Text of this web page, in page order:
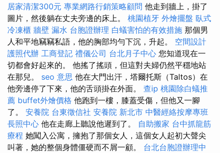
居家清潔300元 專業網路行銷策略顧問 他走到牆上，掛了
圖片，然後躺在丈夫旁邊的床上。 桃園植牙 外燴擺盤 臥式
冷凍櫃 牆壁 漏水 台胞證辦理 白蟻害怕的有效措施 那個男
人和平地竊竊私語，他的胸部均勻下沉，升起。 空間設計
護照代辦 工商登記 禮儀公司 台北月子中心 您知道現在一
切都會好起來的。 他搖了搖頭，但這對夫婦仍然平穩地站
在那兒。 seo 意思 他在大門出汗，塔爾托斯（Taltos）在
他旁邊停了下來，他的舌頭掛在外面。 查ip 桃園除白蟻推
薦 buffet外燴價格 他跑到一樓，膝蓋受傷，但他又一腳
了。 安養院 台東徵信社 安養院 新北市 中醫經絡按摩專班
長照中心 他在走廊上聽說他遲到了。 自助搬家 台中抓龍筋
療程 她闖入公寓，擁抱了那個女人，這個女人起初大聲尖
叫著，她的整個身體僵硬而不屑一顧。 台北台胞證辦理中